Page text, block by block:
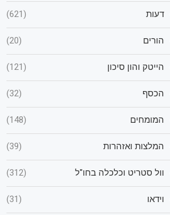
דעות (621)
הורים (20)
הייטק והון סיכון (121)
הכסף (32)
המומחים (148)
המלצות ואזהרות (39)
וול סטריט וכלכלה בחו"ל (312)
וידאו (31)